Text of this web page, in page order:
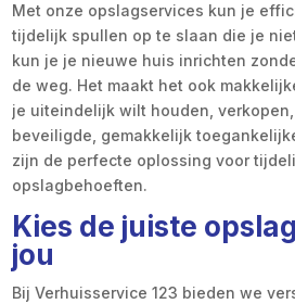
Met onze opslagservices kun je
tijdelijk spullen op te slaan die je
kun je je nieuwe huis inrichten
de weg. Het maakt het ook
je uiteindelijk wilt houden,
beveiligde, gemakkelijk
zijn de perfecte oplossing voor
opslagbehoeften.
Kies de juiste
jou
Bij Verhuisservice 123 bieden we